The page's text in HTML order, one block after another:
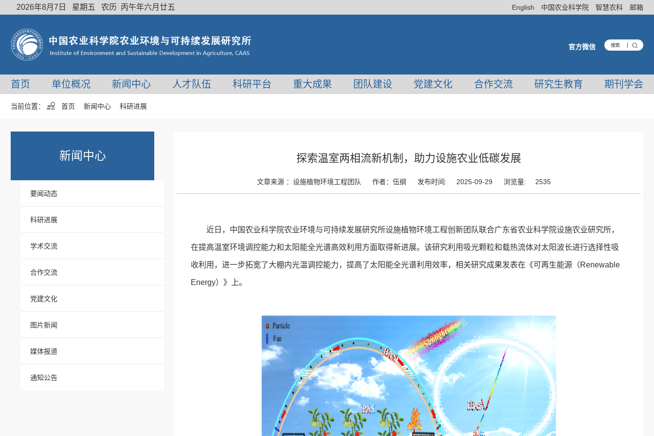
2026年8月7日 星期五 农历 丙午年六月廿五 English 中国农业科学院 智慧农科 邮箱
官方微信
首页 单位概况 新闻中心 人才队伍 科研平台 重大成果 团队建设 党建文化 合作交流 研究生教育 期刊学会
当前位置： 首页 新闻中心 科研进展
新闻中心
要闻动态
科研进展
学术交流
合作交流
党建文化
图片新闻
媒体报道
通知公告
探索温室两相流新机制，助力设施农业低碳发展
文章来源 ：设施植物环境工程团队 作者：伍纲 发布时间: 2025-09-29 浏览量: 2535
近日，中国农业科学院农业环境与可持续发展研究所设施植物环境工程创新团队联合广东省农业科学院设施农业研究所，
在提高温室环境调控能力和太阳能全光谱高效利用方面取得新进展。该研究利用吸光颗粒和载热流体对太阳波长进行选择性吸
收利用，进一步拓宽了大棚内光温调控能力，提高了太阳能全光谱利用效率，相关研究成果发表在《可再生能源（Renewable
Energy）》上。